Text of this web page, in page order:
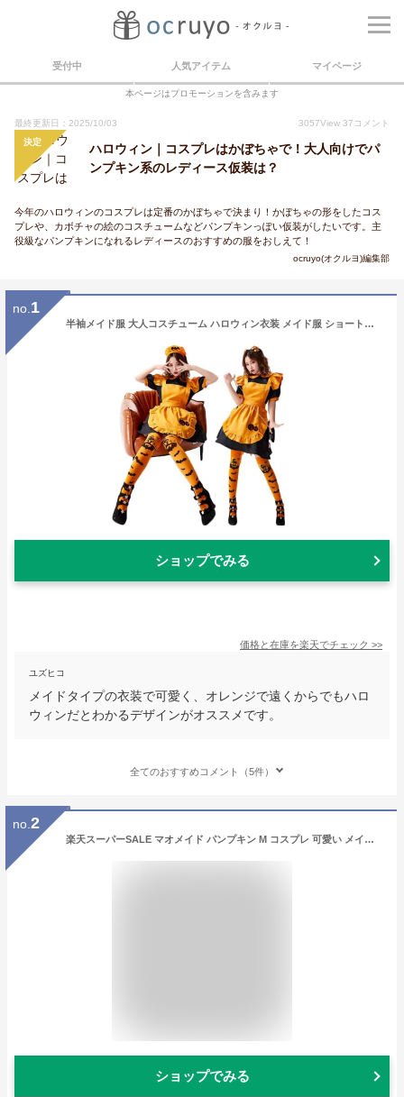
受付中 人気アイテム マイページ
本ページはプロモーションを含みます
最終更新日：2025/10/03 3057View 37 コメント
決定
ハロウィン｜コスプレはかぼちゃで！大人向けでパ
ンプキン系のレディース仮装は？
今年のハロウィンのコスプレは定番のかぼちゃで決まり！かぼちゃの形をしたコス
プレや、カボチャの絵のコスチュームなどパンプキンっぽい仮装がしたいです。主
役級なパンプキンになれるレディースのおすすめの服をおしえて！
ocruyo(オクルヨ)編集部
no. 1
半袖メイド服 大人コスチューム ハロウィン衣装 メイド服 ショート丈ワンピース メイドコスプレ 魔女コスプレ 魔法使い ハロウィンパーティー 舞台衣装 変装 仮装 女装 可愛いコスチューム イベント 学園祭 キャラクター ハロウィンカボチャ オレンジ 3点
ショップでみる
価格と在庫を楽天でチェック >>
ユズヒコ
メイドタイプの衣装で可愛く、オレンジで遠くからでもハロ
ウィンだとわかるデザインがオススメです。
全てのおすすめコメント（5件）
no. 2
楽天スーパーSALE マオメイド パンプキン M コスプレ 可愛い メイド アリス ウェイトレス アニメ 制服 アイドル アキバ ゴスロリ クラシック エプロン ハロウィン 仮装 大人 コスチューム セクシー 衣装
ショップでみる